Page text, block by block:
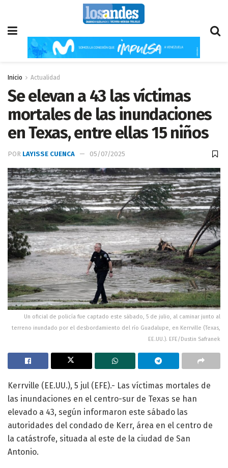
Inicio Actualidad
Se elevan a 43 las víctimas
mortales de las inundaciones
en Texas, entre ellas 15 niños
POR LAYISSE CUENCA 05/07/2025
Un oficial de policía fue captado este sábado, 5 de julio, al caminar junto al
terreno inundado por el desbordamiento del río Guadalupe, en Kerrville (Texas,
EE.UU.). EFE/Dustin Safranek
Kerrville (EE.UU.), 5 jul (EFE).- Las víctimas mortales de
las inundaciones en el centro-sur de Texas se han
elevado a 43, según informaron este sábado las
autoridades del condado de Kerr, área en el centro de
la catástrofe, situada al este de la ciudad de San
Antonio.